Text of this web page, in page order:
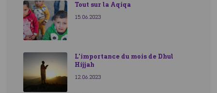
Tout sur la Aqiqa
15.06.2023
L'importance du mois de Dhul
Hijjah
12.06.2023